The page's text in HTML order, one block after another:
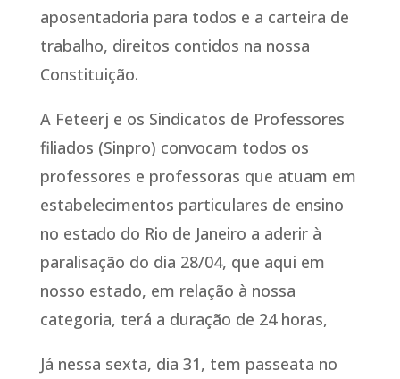
aposentadoria para todos e a carteira de
trabalho, direitos contidos na nossa
Constituição.
A Feteerj e os Sindicatos de Professores
filiados (Sinpro) convocam todos os
professores e professoras que atuam em
estabelecimentos particulares de ensino
no estado do Rio de Janeiro a aderir à
paralisação do dia 28/04, que aqui em
nosso estado, em relação à nossa
categoria, terá a duração de 24 horas,
Já nessa sexta, dia 31, tem passeata no